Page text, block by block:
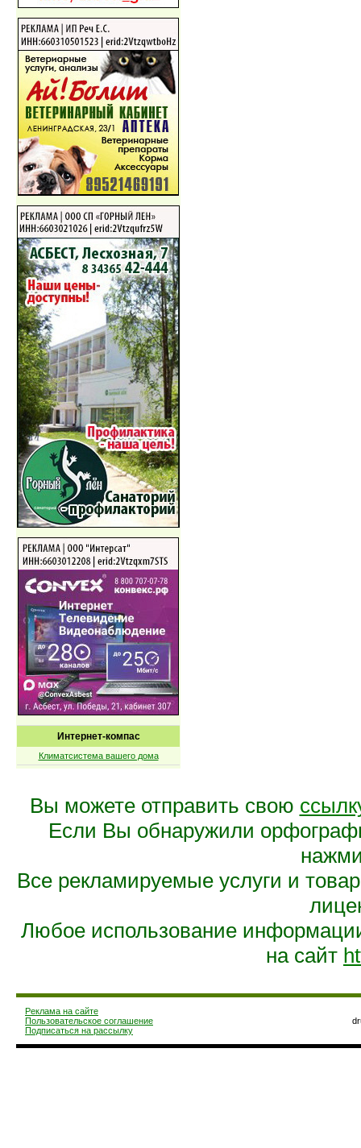
Интернет-компас
Климатсистема вашего дома
Вы можете отправить свою
Если Вы обнаружили
Все рекламируемые услуги и
Любое использование
на сайт
Реклама на сайте
Пользовательское соглашение
Подписаться на рассылку